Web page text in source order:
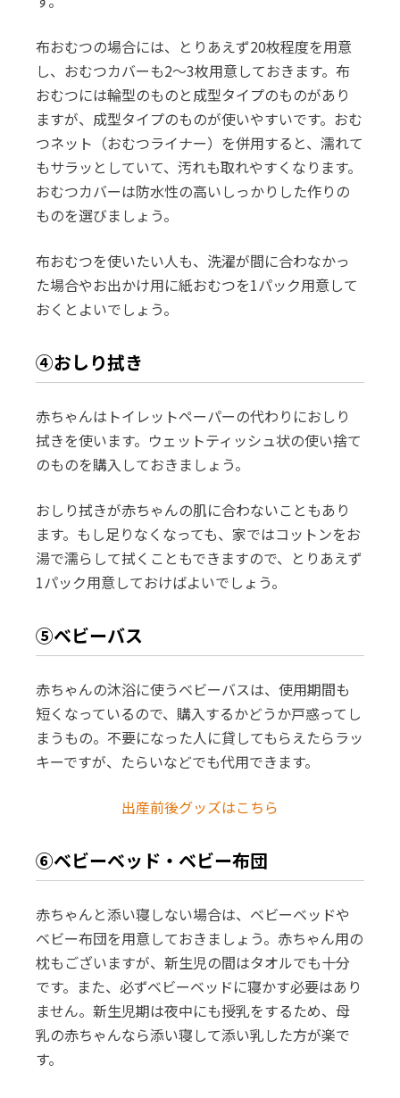
布おむつの場合には、とりあえず20枚程度を用意
し、おむつカバーも2～3枚用意しておきます。布
おむつには輪型のものと成型タイプのものがあり
ますが、成型タイプのものが使いやすいです。おむ
つネット（おむつライナー）を併用すると、濡れて
もサラッとしていて、汚れも取れやすくなります。
おむつカバーは防水性の高いしっかりした作りの
ものを選びましょう。
布おむつを使いたい人も、洗濯が間に合わなかっ
た場合やお出かけ用に紙おむつを1パック用意して
おくとよいでしょう。
④おしり拭き
赤ちゃんはトイレットペーパーの代わりにおしり
拭きを使います。ウェットティッシュ状の使い捨て
のものを購入しておきましょう。
おしり拭きが赤ちゃんの肌に合わないこともあり
ます。もし足りなくなっても、家ではコットンをお
湯で濡らして拭くこともできますので、とりあえず
1パック用意しておけばよいでしょう。
⑤ベビーバス
赤ちゃんの沐浴に使うベビーバスは、使用期間も
短くなっているので、購入するかどうか戸惑ってし
まうもの。不要になった人に貸してもらえたらラッ
キーですが、たらいなどでも代用できます。
出産前後グッズはこちら
⑥ベビーベッド・ベビー布団
赤ちゃんと添い寝しない場合は、ベビーベッドや
ベビー布団を用意しておきましょう。赤ちゃん用の
枕もございますが、新生児の間はタオルでも十分
です。また、必ずベビーベッドに寝かす必要はあり
ません。新生児期は夜中にも授乳をするため、母
乳の赤ちゃんなら添い寝して添い乳した方が楽で
す。